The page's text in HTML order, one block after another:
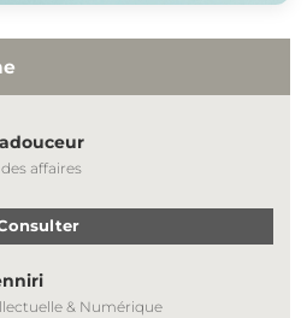
affaires
& Numérique